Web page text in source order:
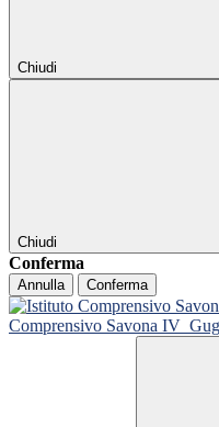
Chiudi
Chiudi
Conferma
Annulla Conferma
Comprensivo Savona IV